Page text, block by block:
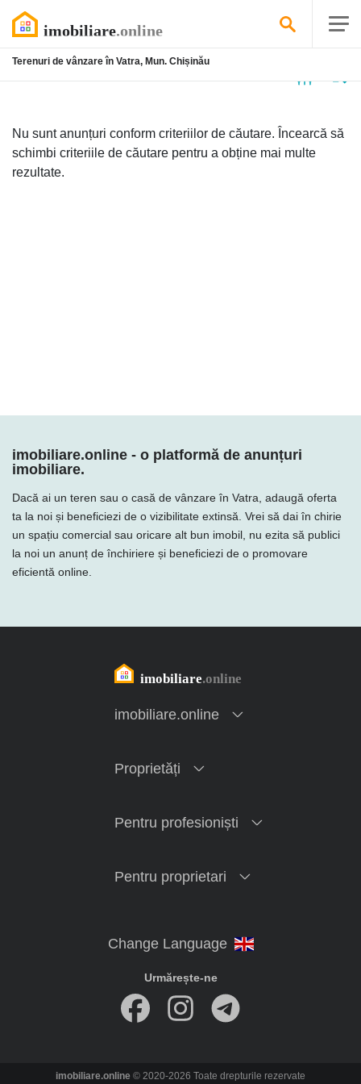
Terenuri de vânzare în Vatra, Mun. Chișinău
Nu sunt anunțuri conform criteriilor de căutare. Încearcă să
schimbi criteriile de căutare pentru a obține mai multe
rezultate.
imobiliare.online - o platformă de anunțuri
imobiliare.
Dacă ai un teren sau o casă de vânzare în Vatra, adaugă oferta
ta la noi și beneficiezi de o vizibilitate extinsă. Vrei să dai în chirie
un spațiu comercial sau oricare alt bun imobil, nu ezita să publici
la noi un anunț de închiriere și beneficiezi de o promovare
eficientă online.
imobiliare.online
Proprietăți
Pentru profesioniști
Pentru proprietari
Urmărește-ne
imobiliare.online © 2020-2026 Toate drepturile rezervate